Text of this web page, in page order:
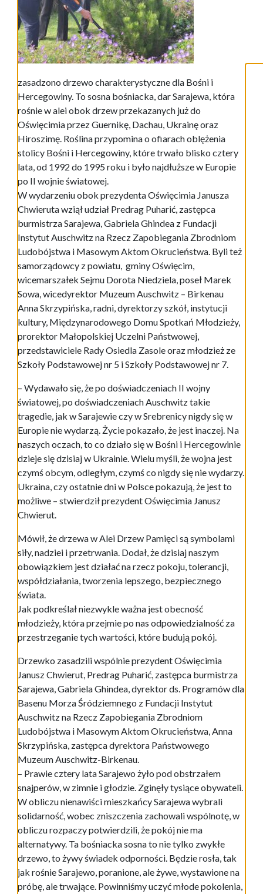
zasadzono drzewo charakterystyczne dla Bośni i
Hercegowiny. To sosna bośniacka, dar Sarajewa, która
rośnie w alei obok drzew przekazanych już do
Oświęcimia przez Guernikę, Dachau, Ukrainę oraz
Hiroszimę. Roślina przypomina o ofiarach oblężenia
stolicy Bośni i Hercegowiny, które trwało blisko cztery
lata, od 1992 do 1995 roku i było najdłuższe w Europie
po II wojnie światowej.
W wydarzeniu obok prezydenta Oświęcimia Janusza
Chwieruta wziął udział Predrag Puharić, zastępca
burmistrza Sarajewa, Gabriela Ghindea z Fundacji
Instytut Auschwitz na Rzecz Zapobiegania Zbrodniom
Ludobójstwa i Masowym Aktom Okrucieństwa. Byli też
samorządowcy z powiatu, gminy Oświęcim,
wicemarszałek Sejmu Dorota Niedziela, poseł Marek
Sowa, wicedyrektor Muzeum Auschwitz – Birkenau
Anna Skrzypińska, radni, dyrektorzy szkół, instytucji
kultury, Międzynarodowego Domu Spotkań Młodzieży,
prorektor Małopolskiej Uczelni Państwowej,
przedstawiciele Rady Osiedla Zasole oraz młodzież ze
Szkoły Podstawowej nr 5 i Szkoły Podstawowej nr 7.
– Wydawało się, że po doświadczeniach II wojny
światowej, po doświadczeniach Auschwitz takie
tragedie, jak w Sarajewie czy w Srebrenicy nigdy się w
Europie nie wydarzą. Życie pokazało, że jest inaczej. Na
naszych oczach, to co działo się w Bośni i Hercegowinie
dzieje się dzisiaj w Ukrainie. Wielu myśli, że wojna jest
czymś obcym, odległym, czymś co nigdy się nie wydarzy.
Ukraina, czy ostatnie dni w Polsce pokazują, że jest to
możliwe – stwierdził prezydent Oświęcimia Janusz
Chwierut.
Mówił, że drzewa w Alei Drzew Pamięci są symbolami
siły, nadziei i przetrwania. Dodał, że dzisiaj naszym
obowiązkiem jest działać na rzecz pokoju, tolerancji,
współdziałania, tworzenia lepszego, bezpiecznego
świata.
Jak podkreślał niezwykle ważna jest obecność
młodzieży, która przejmie po nas odpowiedzialność za
przestrzeganie tych wartości, które budują pokój.
Drzewko zasadzili wspólnie prezydent Oświęcimia
Janusz Chwierut, Predrag Puharić, zastępca burmistrza
Sarajewa, Gabriela Ghindea, dyrektor ds. Programów dla
Basenu Morza Śródziemnego z Fundacji Instytut
Auschwitz na Rzecz Zapobiegania Zbrodniom
Ludobójstwa i Masowym Aktom Okrucieństwa, Anna
Skrzypińska, zastępca dyrektora Państwowego
Muzeum Auschwitz-Birkenau.
– Prawie cztery lata Sarajewo żyło pod obstrzałem
snajperów, w zimnie i głodzie. Zginęły tysiące obywateli.
W obliczu nienawiści mieszkańcy Sarajewa wybrali
solidarność, wobec zniszczenia zachowali wspólnotę, w
obliczu rozpaczy potwierdzili, że pokój nie ma
alternatywy. Ta bośniacka sosna to nie tylko zwykłe
drzewo, to żywy świadek odporności. Będzie rosła, tak
jak rośnie Sarajewo, poranione, ale żywe, wystawione na
próbę, ale trwające. Powinniśmy uczyć młode pokolenia,